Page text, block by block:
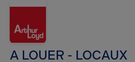
A LOUER - LOCAUX